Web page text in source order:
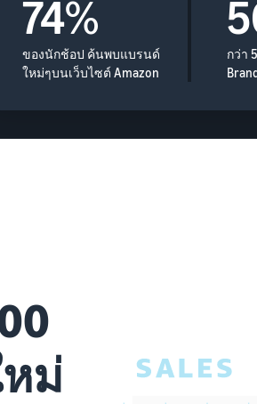
74%
ของนักช้อป ค้นพบแบรนด์
ใหม่ๆบนเว็บไซต์ Amazon
กว่า
ม่